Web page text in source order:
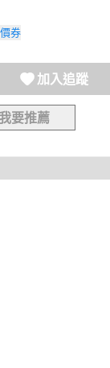
券
加入追蹤
要推薦